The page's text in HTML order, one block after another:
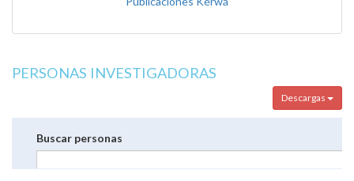
PERSONAS INVESTIGADORAS
Descargas
Buscar personas